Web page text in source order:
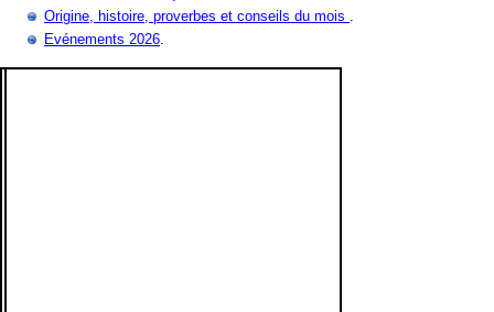
Origine, histoire, proverbes et conseils du mois .
Evénements 2026.